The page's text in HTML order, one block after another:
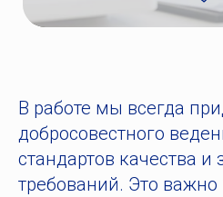
В работе мы всегда
добросовестного
стандартов качества и
требований. Это